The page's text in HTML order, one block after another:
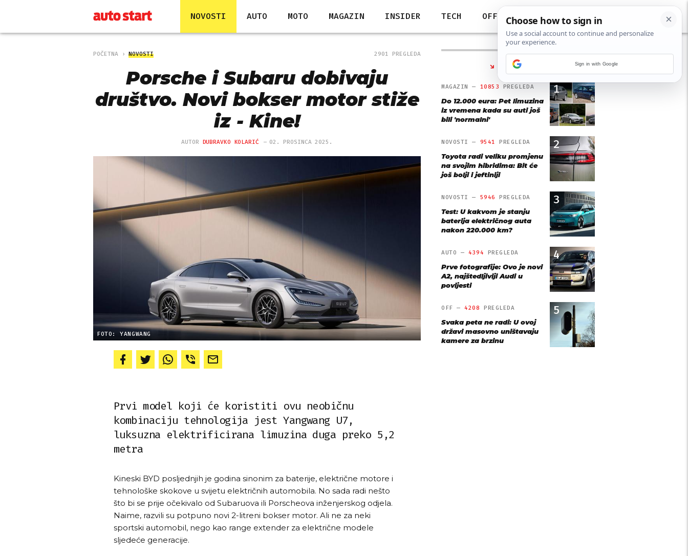
NOVOSTI AUTO MOTO MAGAZIN INSIDER TECH OFF
POČETNA NOVOSTI 2901 PREGLEDA
Porsche i Subaru dobivaju
društvo. Novi bokser motor stiže
iz - Kine!
AUTOR DUBRAVKO KOLARIĆ 02. PROSINCA 2025.
FOTO: YANGWANG
Prvi model koji će koristiti ovu neobičnu
kombinaciju tehnologija jest Yangwang U7,
luksuzna elektrificirana limuzina duga preko 5,2
metra
Kineski BYD posljednjih je godina sinonim za baterije, električne motore i
tehnološke skokove u svijetu električnih automobila. No sada radi nešto
što bi se prije očekivalo od Subaruova ili Porscheova inženjerskog odjela.
Naime, razvili su potpuno novi 2-litreni bokser motor. Ali ne za neki
sportski automobil, nego kao range extender za električne modele
sljedeće generacije.
NAJČITANIJE
1
MAGAZIN — 10853 PREGLEDA
Do 12.000 eura: Pet limuzina
iz vremena kada su auti još
bili 'normalni'
2
NOVOSTI — 9541 PREGLEDA
Toyota radi veliku promjenu
na svojim hibridima: Bit će
još bolji i jeftiniji
3
NOVOSTI — 5946 PREGLEDA
Test: U kakvom je stanju
baterija električnog auta
nakon 220.000 km?
4
AUTO — 4394 PREGLEDA
Prve fotografije: Ovo je novi
A2, najštedljiviji Audi u
povijesti
5
OFF —4208 PREGLEDA
Svaka peta ne radi: U ovoj
državi masovno uništavaju
kamere za brzinu
Sign in with Google